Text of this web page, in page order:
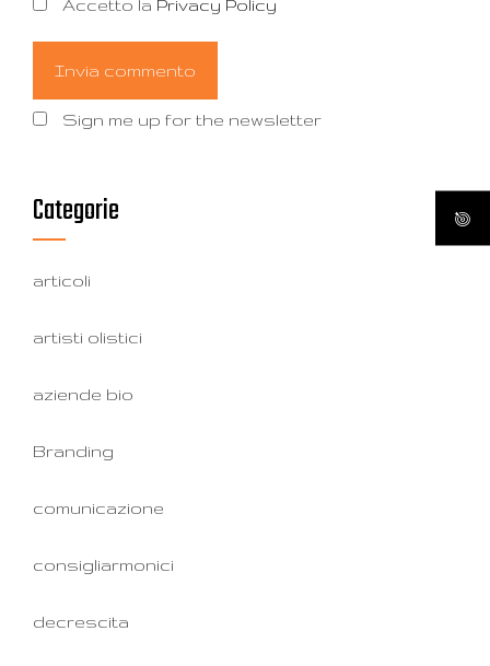
Accetto la Privacy Policy
Sign me up for the newsletter
Categorie
articoli
artisti olistici
aziende bio
Branding
comunicazione
consigliarmonici
decrescita